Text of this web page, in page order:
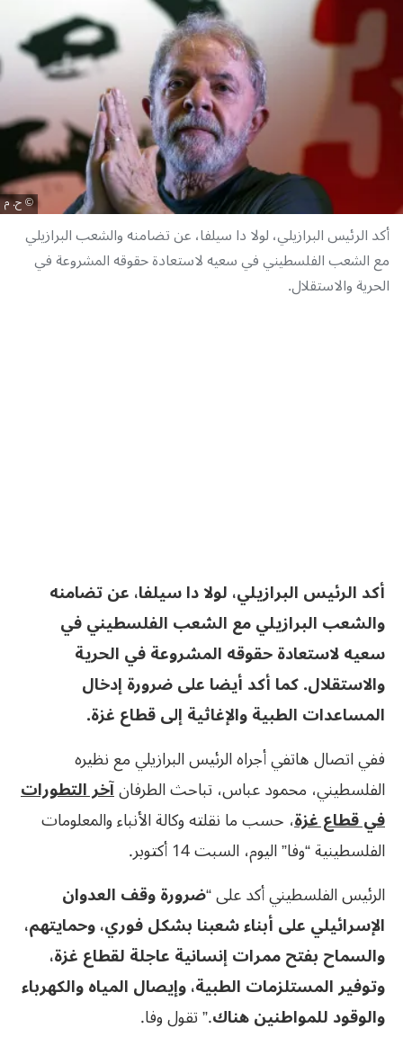
ح. م
أكد الرئيس البرازيلي، لولا دا سيلفا، عن تضامنه والشعب البرازيلي
مع الشعب الفلسطيني في سعيه لاستعادة حقوقه المشروعة في
الحرية والاستقلال.
أكد الرئيس البرازيلي، لولا دا سيلفا، عن تضامنه
والشعب البرازيلي مع الشعب الفلسطيني في
سعيه لاستعادة حقوقه المشروعة في الحرية
والاستقلال. كما أكد أيضا على ضرورة إدخال
المساعدات الطبية والإغاثية إلى قطاع غزة.
ففي اتصال هاتفي أجراه الرئيس البرازيلي مع نظيره
الفلسطيني، محمود عباس، تباحث الطرفانآخر التطورات
في قطاع غزة، حسب ما نقلته وكالة الأنباء والمعلومات
الفلسطينية “وفا” اليوم، السبت 14 أكتوبر.
الرئيس الفلسطيني أكد على “ضرورة وقف العدوان
الإسرائيلي على أبناء شعبنا بشكل فوري، وحمايتهم،
والسماح بفتح ممرات إنسانية عاجلة لقطاع غزة،
وتوفير المستلزمات الطبية، وإيصال المياه والكهرباء
والوقود للمواطنين هناك.” تقول وفا.